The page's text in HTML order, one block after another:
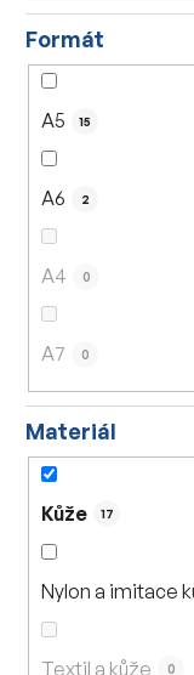
Formát
A5 15
A6 2
A4 0
A7 0
Materiál
Kůže 17
Nylon a imitace
Textil a kůže 0